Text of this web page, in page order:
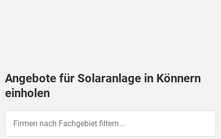
Angebote für Solaranlage in Könnern
einholen